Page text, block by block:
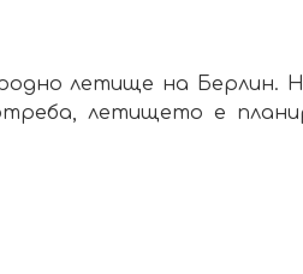
летище на Берлин.
летището е